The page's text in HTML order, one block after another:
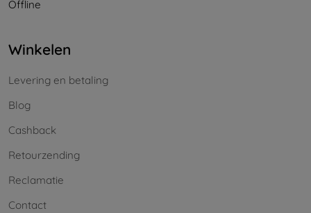
Offline
Winkelen
Levering en betaling
Blog
Cashback
Retourzending
Reclamatie
Contact